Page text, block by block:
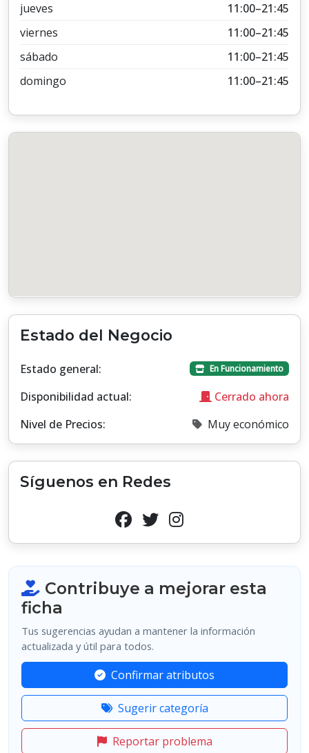
jueves
11:00–21:45
viernes
11:00–21:45
sábado
11:00–21:45
domingo
11:00–21:45
Estado del Negocio
Estado general: En Funcionamiento
Disponibilidad actual:
Cerrado ahora
Nivel de Precios:
Muy económico
Síguenos en Redes
Contribuye a mejorar esta
ficha
Tus sugerencias ayudan a mantener la información
actualizada y útil para todos.
Confirmar atributos
Sugerir categoría
Reportar problema